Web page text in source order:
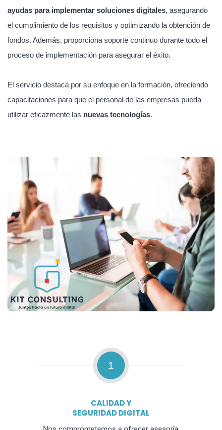
ayudas para implementar soluciones digitales, asegurando
el cumplimiento de los requisitos y optimizando la obtención de
fondos. Además, proporciona soporte continuo durante todo el
proceso de implementación para asegurar el éxito.
El servicio destaca por su enfoque en la formación, ofreciendo
capacitaciones para que el personal de las empresas pueda
utilizar eficazmente las nuevas tecnologías.
1
CALIDAD Y
SEGURIDAD DIGITAL